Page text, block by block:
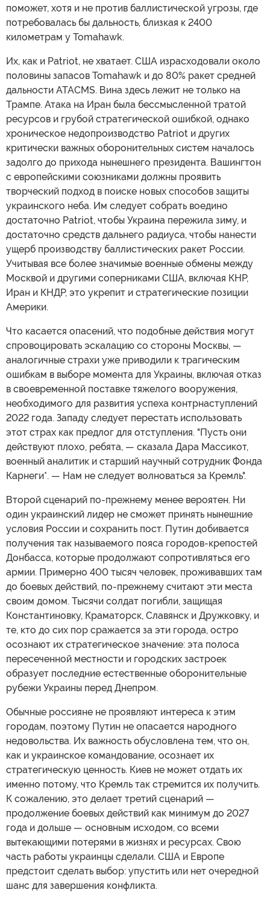
поможет, хотя и не против баллистической угрозы, где
потребовалась бы дальность, близкая к 2400
километрам у Tomahawk.
Их, как и Patriot, не хватает. США израсходовали около
половины запасов Tomahawk и до 80% ракет средней
дальности ATACMS. Вина здесь лежит не только на
Трампе. Атака на Иран была бессмысленной тратой
ресурсов и грубой стратегической ошибкой, однако
хроническое недопроизводство Patriot и других
критически важных оборонительных систем началось
задолго до прихода нынешнего президента. Вашингтон
с европейскими союзниками должны проявить
творческий подход в поиске новых способов защиты
украинского неба. Им следует собрать воедино
достаточно Patriot, чтобы Украина пережила зиму, и
достаточно средств дальнего радиуса, чтобы нанести
ущерб производству баллистических ракет России.
Учитывая все более значимые военные обмены между
Москвой и другими соперниками США, включая КНР,
Иран и КНДР, это укрепит и стратегические позиции
Америки.
Что касается опасений, что подобные действия могут
спровоцировать эскалацию со стороны Москвы, —
аналогичные страхи уже приводили к трагическим
ошибкам в выборе момента для Украины, включая отказ
в своевременной поставке тяжелого вооружения,
необходимого для развития успеха контрнаступлений
2022 года. Западу следует перестать использовать
этот страх как предлог для отступления. "Пусть они
действуют плохо, ребята, — сказала Дара Массикот,
военный аналитик и старший научный сотрудник Фонда
Карнеги*. — Нам не следует волноваться за Кремль".
Второй сценарий по-прежнему менее вероятен. Ни
один украинский лидер не сможет принять нынешние
условия России и сохранить пост. Путин добивается
получения так называемого пояса городов-крепостей
Донбасса, которые продолжают сопротивляться его
армии. Примерно 400 тысяч человек, проживавших там
до боевых действий, по-прежнему считают эти места
своим домом. Тысячи солдат погибли, защищая
Константиновку, Краматорск, Славянск и Дружковку, и
те, кто до сих пор сражается за эти города, остро
осознают их стратегическое значение: эта полоса
пересеченной местности и городских застроек
образует последние естественные оборонительные
рубежи Украины перед Днепром.
Обычные россияне не проявляют интереса к этим
городам, поэтому Путин не опасается народного
недовольства. Их важность обусловлена тем, что он,
как и украинское командование, осознает их
стратегическую ценность. Киев не может отдать их
именно потому, что Кремль так стремится их получить.
К сожалению, это делает третий сценарий —
продолжение боевых действий как минимум до 2027
года и дольше — основным исходом, со всеми
вытекающими потерями в жизнях и ресурсах. Свою
часть работы украинцы сделали. США и Европе
предстоит сделать выбор: упустить или нет очередной
шанс для завершения конфликта.